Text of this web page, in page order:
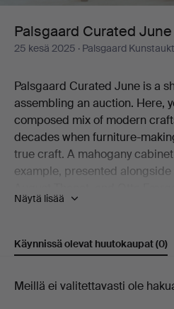
Palsgaard Curated June
25 kesä 2025 · Palsgaard
Palsgaard Curated June is a
assembling an auction. Here,
composed mix of modern
decades when furniture-
true craft. A mahogany
example, presented alongside
as does the rattan lamp by R.
Axel Saalto—an artist who
Näytä lisää
Käynnissä olevat huutokaupat(0)
Käynnissä
Meillä ei valitettavasti ole